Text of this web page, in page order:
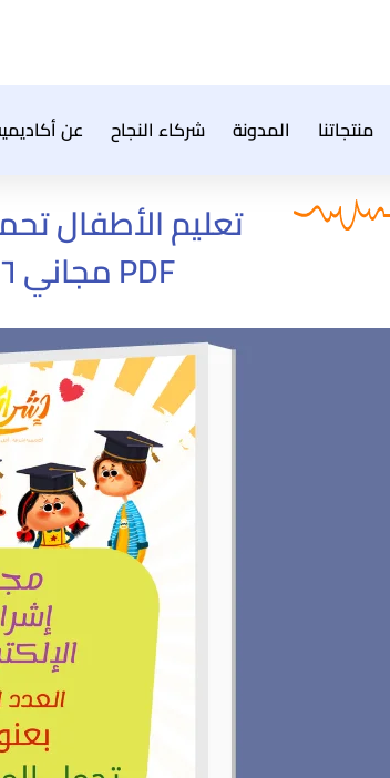
منتجاتنا المدونة شركاء النجاح عن
تعليم الأطفال
PDF مجاني ٤٦ صفحة | إشراقة